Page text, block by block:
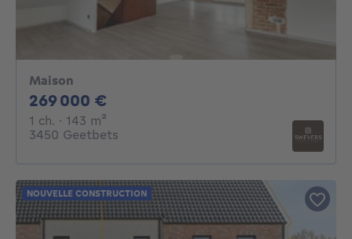
Maison
269 000 €
1 ch. 1 chambre
· 143 m²
3450 Geetbets
NOUVELLE CONSTRUCTION